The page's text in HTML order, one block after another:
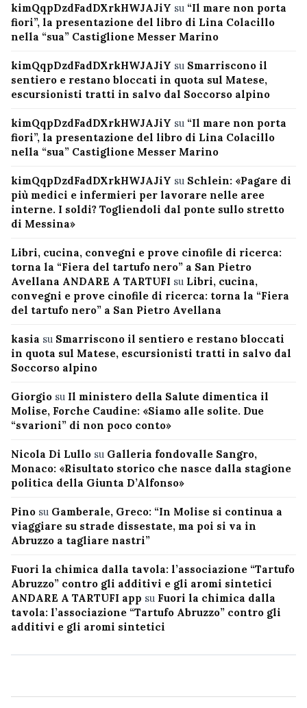
kimQqpDzdFadDXrkHWJAJiY su “Il mare non porta
fiori”, la presentazione del libro di Lina Colacillo
nella “sua” Castiglione Messer Marino
kimQqpDzdFadDXrkHWJAJiY su Smarriscono il
sentiero e restano bloccati in quota sul Matese,
escursionisti tratti in salvo dal Soccorso alpino
kimQqpDzdFadDXrkHWJAJiY su “Il mare non porta
fiori”, la presentazione del libro di Lina Colacillo
nella “sua” Castiglione Messer Marino
kimQqpDzdFadDXrkHWJAJiY su Schlein: «Pagare di
più medici e infermieri per lavorare nelle aree
interne. I soldi? Togliendoli dal ponte sullo stretto
di Messina»
Libri, cucina, convegni e prove cinofile di ricerca:
torna la “Fiera del tartufo nero” a San Pietro
Avellana ANDARE A TARTUFI su Libri, cucina,
convegni e prove cinofile di ricerca: torna la “Fiera
del tartufo nero” a San Pietro Avellana
kasia su Smarriscono il sentiero e restano bloccati
in quota sul Matese, escursionisti tratti in salvo dal
Soccorso alpino
Giorgio su Il ministero della Salute dimentica il
Molise, Forche Caudine: «Siamo alle solite. Due
“svarioni” di non poco conto»
Nicola Di Lullo su Galleria fondovalle Sangro,
Monaco: «Risultato storico che nasce dalla stagione
politica della Giunta D’Alfonso»
Pino su Gamberale, Greco: “In Molise si continua a
viaggiare su strade dissestate, ma poi si va in
Abruzzo a tagliare nastri”
Fuori la chimica dalla tavola: l’associazione “Tartufo
Abruzzo” contro gli additivi e gli aromi sintetici
ANDARE A TARTUFI app su Fuori la chimica dalla
tavola: l’associazione “Tartufo Abruzzo” contro gli
additivi e gli aromi sintetici